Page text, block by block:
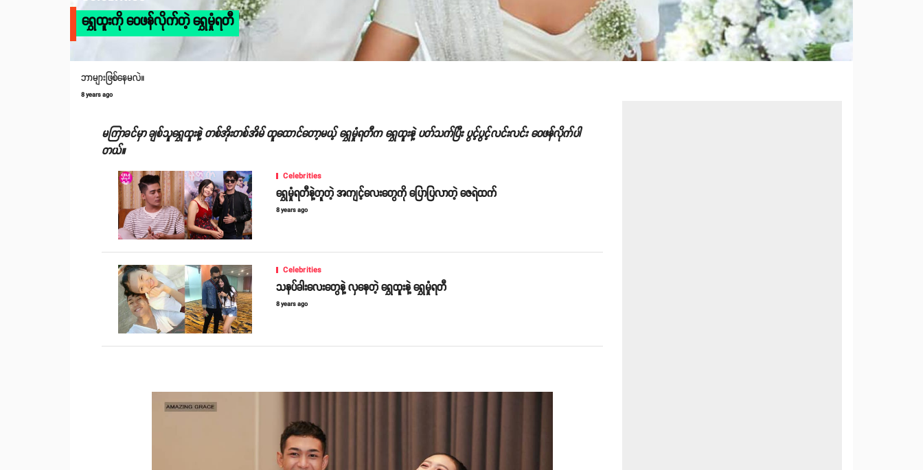
ရွှေထူးကို ဝေဖန်လိုက်တဲ့ ရွှေမှုံရတီ
ဘာများဖြစ်နေမလဲ။
8 years ago
မကြာခင်မှာ ချစ်သူရွှေထူးနဲ့ တစ်အိုးတစ်အိမ် ထူထောင်တော့မယ့် ရွှေမှုံရတီက ရွှေထူးနဲ့ ပတ်သက်ပြီး ပွင့်ပွင့်လင်းလင်း ဝေဖန်လိုက်ပါ
တယ်။
Celebrities
ရွှေမှုံရတီနဲ့တူတဲ့ အကျင့်လေးတွေကို ပြောပြလာတဲ့ ဇေရဲထက်
8 years ago
Celebrities
သနပ်ခါးလေးတွေနဲ့ လှနေတဲ့ ရွှေထူးနဲ့ ရွှေမှုံရတီ
8 years ago